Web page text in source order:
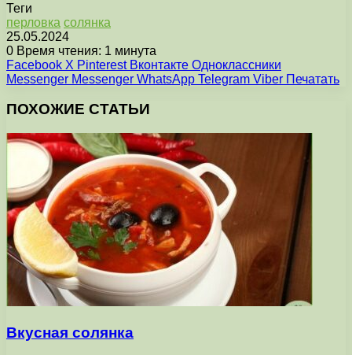
Теги
перловка солянка
25.05.2024
0 Время чтения: 1 минута
Facebook X Pinterest Вконтакте Одноклассники
Messenger Messenger WhatsApp Telegram Viber Печатать
ПОХОЖИЕ СТАТЬИ
Вкусная солянка